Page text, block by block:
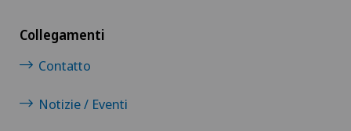
Collegamenti
Contatto
Notizie / Eventi